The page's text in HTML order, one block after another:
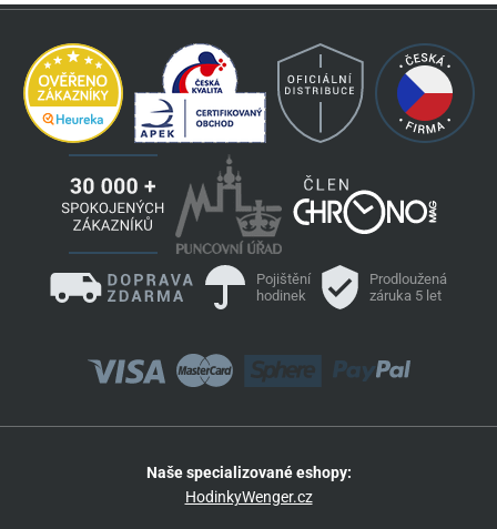
Pojištění
hodinek
Prodloužená
záruka 5 let
Naše specializované eshopy:
HodinkyWenger.cz